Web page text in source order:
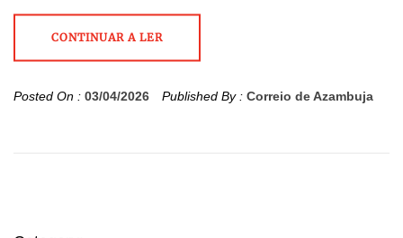
CONTINUAR A LER
Posted On : 03/04/2026 Published By : Correio de Azambuja